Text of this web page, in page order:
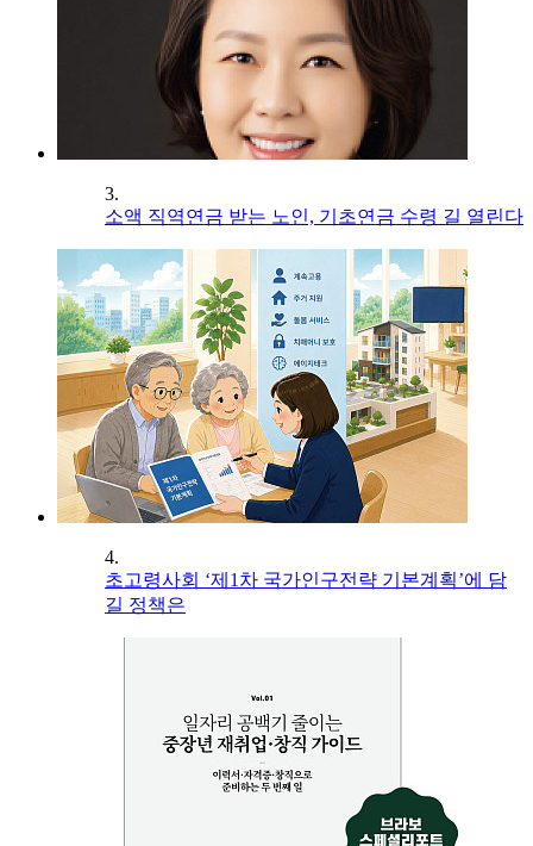
3.
소액 직역연금 받는 노인, 기초연금 수령 길 열린다
4.
초고령사회 ‘제1차 국가인구전략 기본계획’에 담
길 정책은